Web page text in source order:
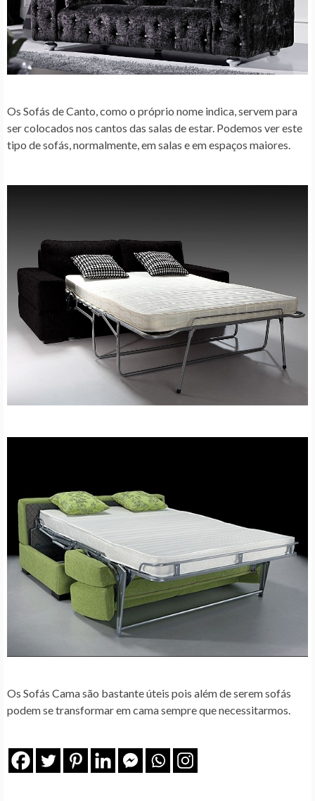
Os Sofás de Canto, como o próprio nome indica, servem para
ser colocados nos cantos das salas de estar. Podemos ver este
tipo de sofás, normalmente, em salas e em espaços maiores.
Os Sofás Cama são bastante úteis pois além de serem sofás
podem se transformar em cama sempre que necessitarmos.